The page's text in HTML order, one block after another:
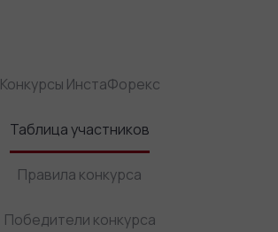
Конкурсы ИнстаФорекс
Таблица участников
Правила конкурса
Победители конкурса